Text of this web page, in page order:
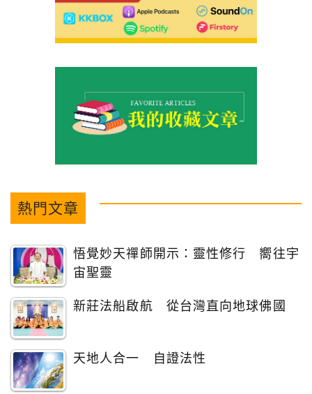
熱門文章
悟覺妙天禪師開示：靈性修行 嚮往宇
宙聖靈
新莊法船啟航 從台灣直向地球佛國
天地人合一 自證法性